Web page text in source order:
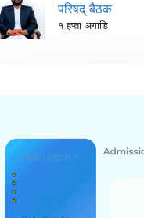
परिषद् बैठक
१ हप्ता अगाडि